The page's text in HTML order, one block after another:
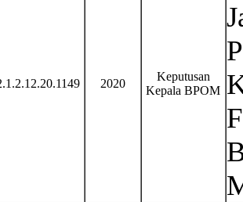
2020
Keputusan
Kepala BPOM